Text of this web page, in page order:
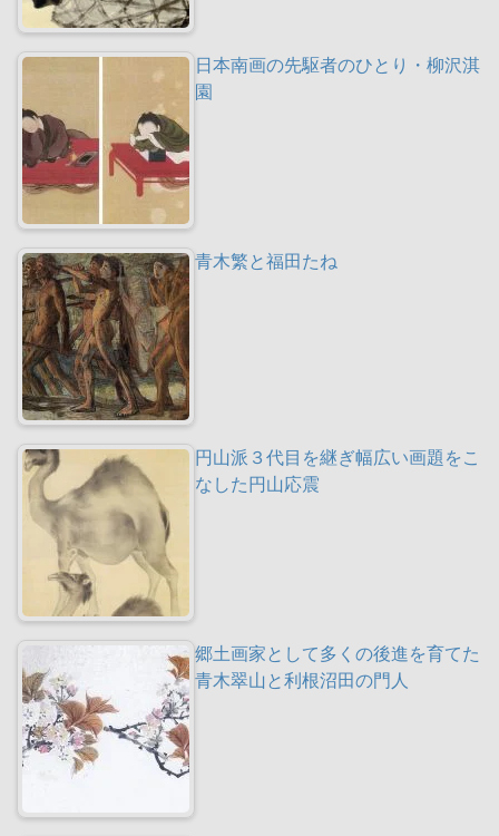
日本南画の先駆者のひとり・柳沢淇
園
青木繁と福田たね
円山派３代目を継ぎ幅広い画題をこ
なした円山応震
郷土画家として多くの後進を育てた
青木翠山と利根沼田の門人